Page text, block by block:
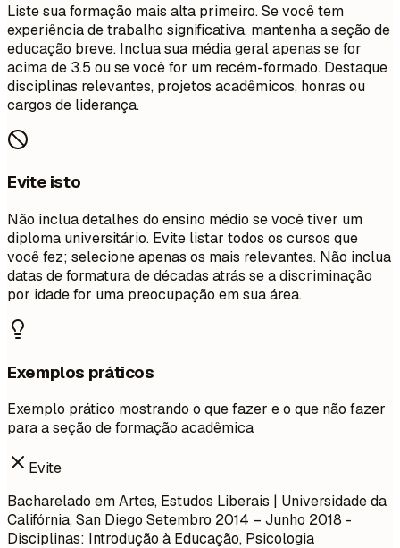
Liste sua formação mais alta primeiro. Se você tem
experiência de trabalho significativa, mantenha a seção de
educação breve. Inclua sua média geral apenas se for
acima de 3.5 ou se você for um recém-formado. Destaque
disciplinas relevantes, projetos acadêmicos, honras ou
cargos de liderança.
Evite isto
Não inclua detalhes do ensino médio se você tiver um
diploma universitário. Evite listar todos os cursos que
você fez; selecione apenas os mais relevantes. Não inclua
datas de formatura de décadas atrás se a discriminação
por idade for uma preocupação em sua área.
Exemplos práticos
Exemplo prático mostrando o que fazer e o que não fazer
para a seção de formação acadêmica
Evite
Bacharelado em Artes, Estudos Liberais | Universidade da
Califórnia, San Diego Setembro 2014 – Junho 2018 -
Disciplinas: Introdução à Educação, Psicologia